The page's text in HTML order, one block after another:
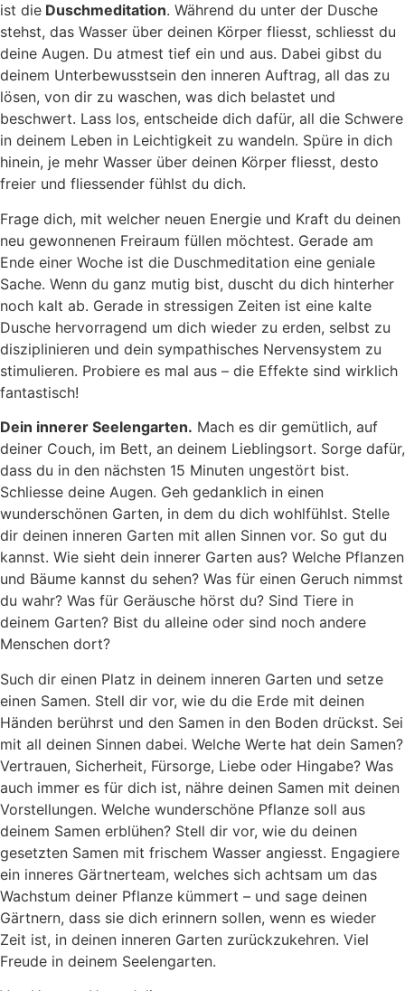
ist die Duschmeditation. Während du unter der Dusche
stehst, das Wasser über deinen Körper fliesst, schliesst du
deine Augen. Du atmest tief ein und aus. Dabei gibst du
deinem Unterbewusstsein den inneren Auftrag, all das zu
lösen, von dir zu waschen, was dich belastet und
beschwert. Lass los, entscheide dich dafür, all die Schwere
in deinem Leben in Leichtigkeit zu wandeln. Spüre in dich
hinein, je mehr Wasser über deinen Körper fliesst, desto
freier und fliessender fühlst du dich.
Frage dich, mit welcher neuen Energie und Kraft du deinen
neu gewonnenen Freiraum füllen möchtest. Gerade am
Ende einer Woche ist die Duschmeditation eine geniale
Sache. Wenn du ganz mutig bist, duscht du dich hinterher
noch kalt ab. Gerade in stressigen Zeiten ist eine kalte
Dusche hervorragend um dich wieder zu erden, selbst zu
disziplinieren und dein sympathisches Nervensystem zu
stimulieren. Probiere es mal aus – die Effekte sind wirklich
fantastisch!
Dein innerer Seelengarten. Mach es dir gemütlich, auf
deiner Couch, im Bett, an deinem Lieblingsort. Sorge dafür,
dass du in den nächsten 15 Minuten ungestört bist.
Schliesse deine Augen. Geh gedanklich in einen
wunderschönen Garten, in dem du dich wohlfühlst. Stelle
dir deinen inneren Garten mit allen Sinnen vor. So gut du
kannst. Wie sieht dein innerer Garten aus? Welche Pflanzen
und Bäume kannst du sehen? Was für einen Geruch nimmst
du wahr? Was für Geräusche hörst du? Sind Tiere in
deinem Garten? Bist du alleine oder sind noch andere
Menschen dort?
Such dir einen Platz in deinem inneren Garten und setze
einen Samen. Stell dir vor, wie du die Erde mit deinen
Händen berührst und den Samen in den Boden drückst. Sei
mit all deinen Sinnen dabei. Welche Werte hat dein Samen?
Vertrauen, Sicherheit, Fürsorge, Liebe oder Hingabe? Was
auch immer es für dich ist, nähre deinen Samen mit deinen
Vorstellungen. Welche wunderschöne Pflanze soll aus
deinem Samen erblühen? Stell dir vor, wie du deinen
gesetzten Samen mit frischem Wasser angiesst. Engagiere
ein inneres Gärtnerteam, welches sich achtsam um das
Wachstum deiner Pflanze kümmert – und sage deinen
Gärtnern, dass sie dich erinnern sollen, wenn es wieder
Zeit ist, in deinen inneren Garten zurückzukehren. Viel
Freude in deinem Seelengarten.